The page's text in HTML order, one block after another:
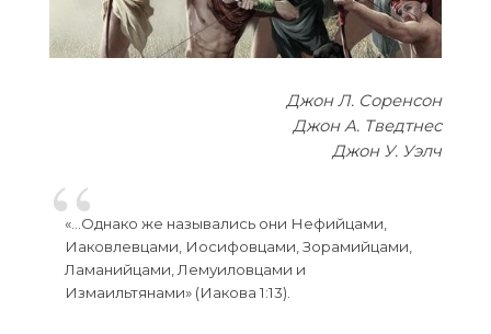
Джон Л. Соренсон
Джон А. Тведтнес
Джон У. Уэлч
«…Однако же назывались они Нефийцами,
Иаковлевцами, Иосифовцами, Зорамийцами,
Ламанийцами, Лемуиловцами и
Измаильтянами» (Иакова 1:13).